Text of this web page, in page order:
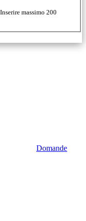
Inserire massimo 200
Domande